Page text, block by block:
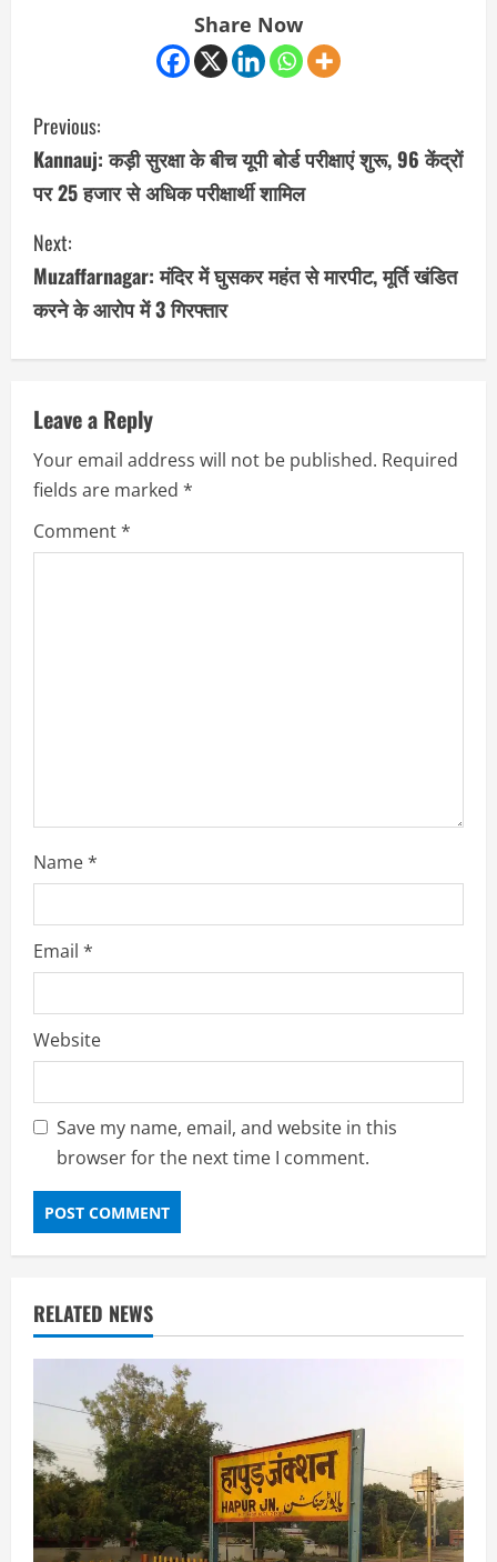
Share Now
C
o
n
t
i
n
e
R
e
Previous:
Kannauj: कड़ी सुरक्षा के बीच यूपी बोर्ड परीक्षाएं शुरू, 96 केंद्रों
पर 25 हजार से अधिक परीक्षार्थी शामिल
Next:
Muzaffarnagar: मंदिर में घुसकर महंत से मारपीट, मूर्ति खंडित
करने के आरोप में 3 गिरफ्तार
Leave a Reply
Your email address will not be published. Required
fields are marked *
Comment*
Name*
Email *
Website
Save my name, email, and website in this
browser for the next time I comment.
RELATED NEWS